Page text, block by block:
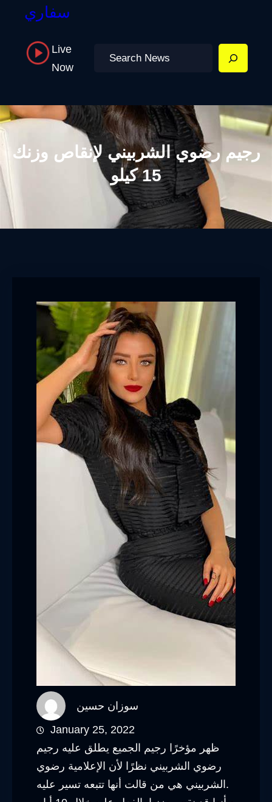
سفاري
Live
Now
Search
رجيم رضوي الشربيني لإنقاص وزنك
15 كيلو
سوزان حسين
January 25, 2022
ظهر مؤخرًا رجيم الجميع يطلق عليه رجيم
رضوي الشربيني نظرًا لأن الإعلامية رضوي
الشربيني هي من قالت أنها تتبعه تسير عليه.